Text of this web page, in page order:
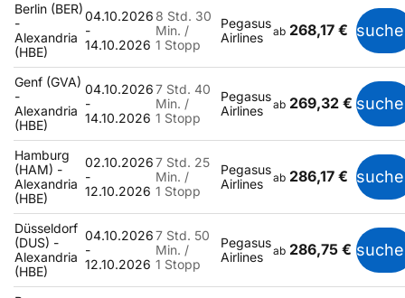
Berlin (BER)
-
Alexandria
(HBE)
04.10.2026
-
14.10.2026
8 Std. 30
Min. /
1 Stopp
Pegasus
Airlines
ab 268,17 €
Genf (GVA)
-
Alexandria
(HBE)
04.10.2026
-
14.10.2026
7 Std. 40
Min. /
1 Stopp
Pegasus
Airlines
ab 269,32 €
Hamburg
(HAM) -
Alexandria
(HBE)
02.10.2026
-
12.10.2026
7 Std. 25
Min. /
1 Stopp
Pegasus
Airlines
ab 286,17 €
Düsseldorf
(DUS) -
Alexandria
(HBE)
04.10.2026
-
12.10.2026
7 Std. 50
Min. /
1 Stopp
Pegasus
Airlines
ab 286,75 €